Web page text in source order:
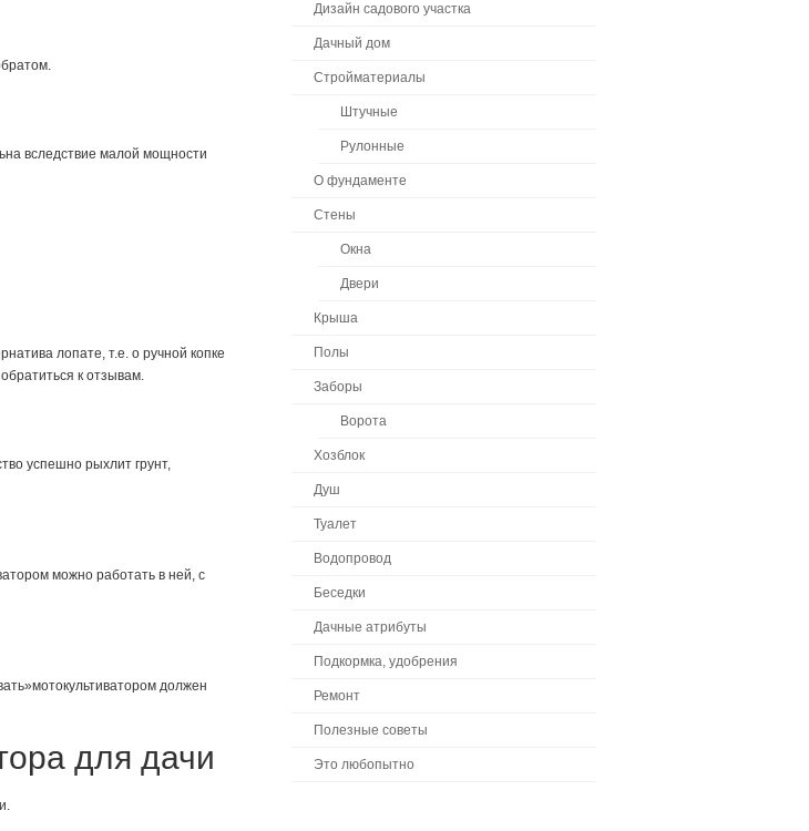
вследствие малой мощности
лопате, т.е. о ручной копке
к отзывам.
успешно рыхлит грунт,
можно работать в ней, с
должен
для дачи
Дизайн садового участка
Дачный дом
Стройматериалы
Штучные
Рулонные
О фундаменте
Стены
Окна
Двери
Крыша
Полы
Заборы
Ворота
Хозблок
Душ
Туалет
Водопровод
Беседки
Дачные атрибуты
Подкормка, удобрения
Ремонт
Полезные советы
Это любопытно